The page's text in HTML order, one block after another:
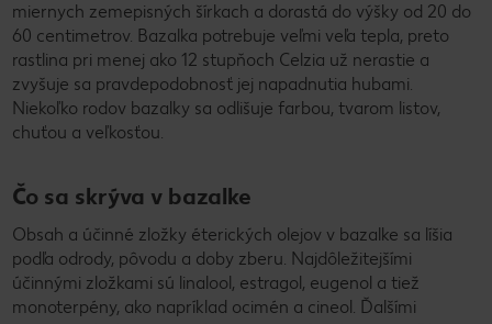
miernych zemepisných šírkach a dorastá do výšky od 20 do
60 centimetrov. Bazalka potrebuje veľmi veľa tepla, preto
rastlina pri menej ako 12 stupňoch Celzia už nerastie a
zvyšuje sa pravdepodobnosť jej napadnutia hubami.
Niekoľko rodov bazalky sa odlišuje farbou, tvarom listov,
chuťou a veľkosťou.
Čo sa skrýva v bazalke
Obsah a účinné zložky éterických olejov v bazalke sa líšia
podľa odrody, pôvodu a doby zberu. Najdôležitejšími
účinnými zložkami sú linalool, estragol, eugenol a tiež
monoterpény, ako napríklad ocimén a cineol. Ďalšími